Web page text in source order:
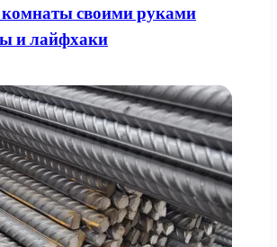
своими руками
и лайфхаки